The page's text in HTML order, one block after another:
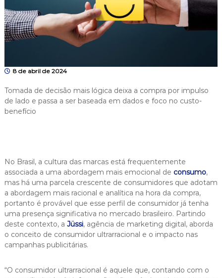
8 de abril de 2024
Tomada de decisão mais lógica deixa a compra por impulso
de lado e passa a ser baseada em dados e foco no custo-
benefício
No Brasil, a cultura das marcas está frequentemente
associada a uma abordagem mais emocional de consumo,
mas há uma parcela crescente de consumidores que adotam
a abordagem mais racional e analítica na hora da compra,
portanto é provável que esse perfil de consumidor já tenha
uma presença significativa no mercado brasileiro. Partindo
deste contexto, a Jüssi, agência de marketing digital, aborda
o conceito de consumidor ultrarracional e o impacto nas
campanhas publicitárias.
“O consumidor ultrarracional é aquele que, contando com o